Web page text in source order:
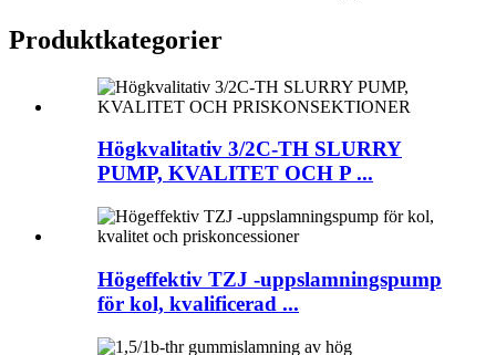
Produktkategorier
Högkvalitativ 3/2C-TH SLURRY
PUMP, KVALITET OCH P ...
Högeffektiv TZJ -uppslamningspump
för kol, kvalificerad ...